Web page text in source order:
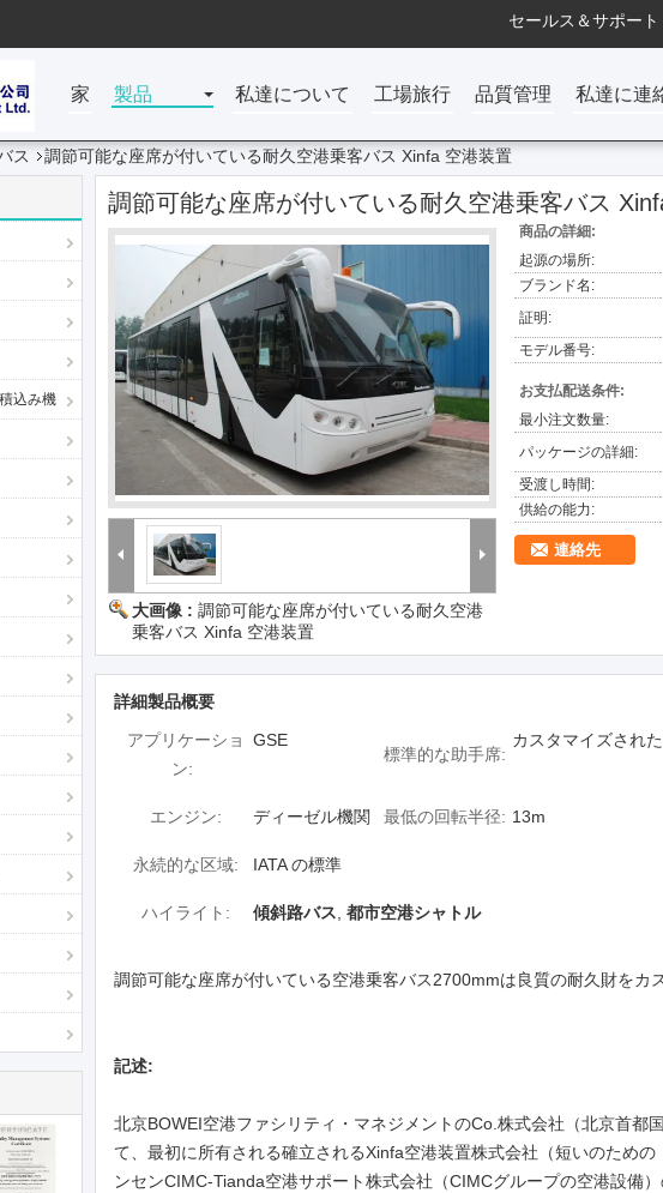
セールス＆サポート
家 製品 私達について 工場旅行 品質管理 私達に連
ス 調節可能な座席が付いている耐久空港乗客バス Xinfa 空港装置
込み機
調節可能な座席が付いている耐久空港乗客バス
大画像 : 調節可能な座席が付いている耐久空港
乗客バス Xinfa 空港装置
商品の詳細:
起源の場所:
ブランド名:
証明:
モデル番号:
お支払配送条件:
最小注文数量:
パッケージの詳細:
受渡し時間:
供給の能力:
連絡先
詳細製品概要
アプリケーショ
ン:
GSE
標準的な助手席:
カスタマイズされた
エンジン: ディーゼル機関 最低の回転半径: 13m
永続的な区域: IATA の標準
ハイライト: 傾斜路バス 都市空港シャトル
調節可能な座席が付いている空港乗客バス2700mmは良質の耐久財をカ
記述:
北京BOWEI空港ファシリティ・マネジメントのCo.株式会社（北京首都
て、最初に所有される確立されるXinfa空港装置株式会社（短いのため
ンセンCIMC-Tianda空港サポート株式会社（CIMCグループの空港設備